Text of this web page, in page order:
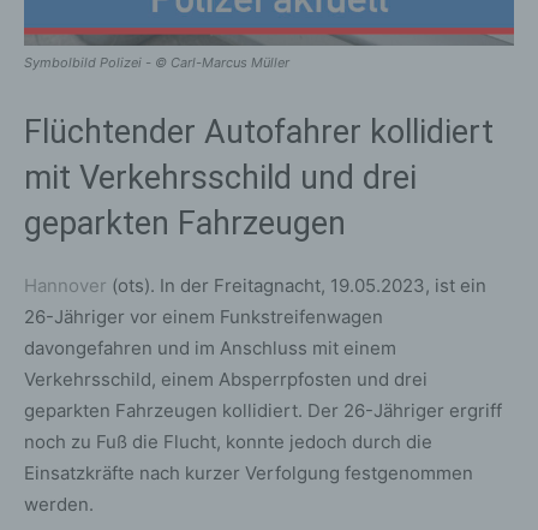
Symbolbild Polizei - © Carl-Marcus Müller
Flüchtender Autofahrer kollidiert
mit Verkehrsschild und drei
geparkten Fahrzeugen
Hannover (ots). In der Freitagnacht, 19.05.2023, ist ein
26-Jähriger vor einem Funkstreifenwagen
davongefahren und im Anschluss mit einem
Verkehrsschild, einem Absperrpfosten und drei
geparkten Fahrzeugen kollidiert. Der 26-Jähriger ergriff
noch zu Fuß die Flucht, konnte jedoch durch die
Einsatzkräfte nach kurzer Verfolgung festgenommen
werden.